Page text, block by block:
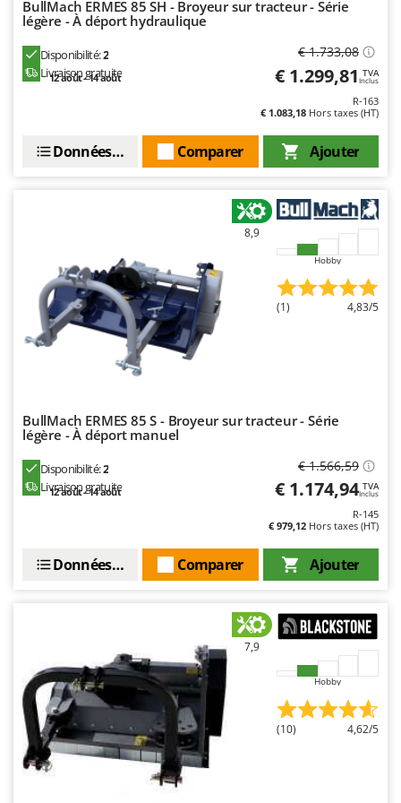
Resto Italia
Ripartrak
Robomow
S.T.P.
Santos
Seven Italy
Shark
Silky
Simatech
Smartwood
Spice Electronics
Spiralmac
Spring Protezione
Spyro
BullMach ERMES 85 SH - Broyeur sur tracteur - Série
légère - À déport hydraulique
Disponibilité:2
Livraison gratuite
12 août - 14 août
€ 1.733,08
€ 1.299,81 TVA
Inclus
R-163
€ 1.083,18 Hors taxes (HT)
Ajouter
Comparer
Données techniques
8,9
Hobby
(1) 4,83/5
BullMach ERMES 85 S - Broyeur sur tracteur - Série
légère - À déport manuel
Disponibilité:2
Livraison gratuite
12 août - 14 août
€ 1.566,59
€ 1.174,94 TVA
Inclus
R-145
€ 979,12 Hors taxes (HT)
Ajouter
Comparer
Données techniques
7,9
Hobby
(10) 4,62/5